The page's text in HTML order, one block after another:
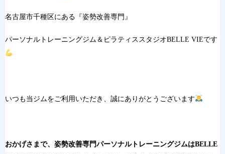
名古屋市千種区にある『姿勢改善専門』
パーソナルトレーニングジム＆ピラティススタジオBELLE VIEです
いつも当ジムをご利用いただき、誠にありがとうございます
おかげさまで、姿勢改善専門パーソナルトレーニングジムはBELLE